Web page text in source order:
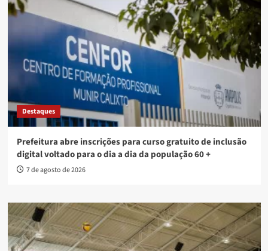
Destaques
Prefeitura abre inscrições para curso gratuito de inclusão
digital voltado para o dia a dia da população 60 +
7 de agosto de 2026